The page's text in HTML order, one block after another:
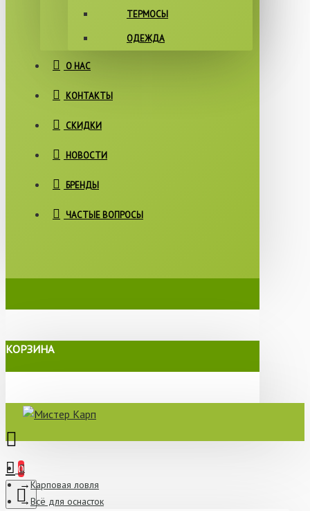
ТЕРМОСЫ
ОДЕЖДА
О НАС
КОНТАКТЫ
СКИДКИ
НОВОСТИ
БРЕНДЫ
ЧАСТЫЕ ВОПРОСЫ
КОРЗИНА
0
Карповая ловля
Всё для оснасток